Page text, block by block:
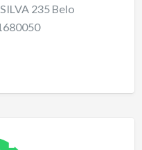
235 Belo